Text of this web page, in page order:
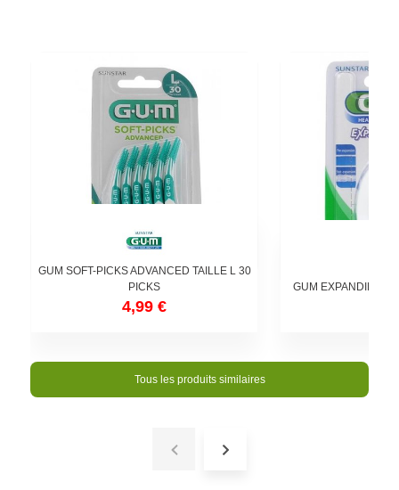
GUM SOFT-PICKS ADVANCED TAILLE L 30
PICKS
4,99 €
GUM EXPANDING
Tous les produits similaires